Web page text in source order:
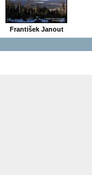
František Janout